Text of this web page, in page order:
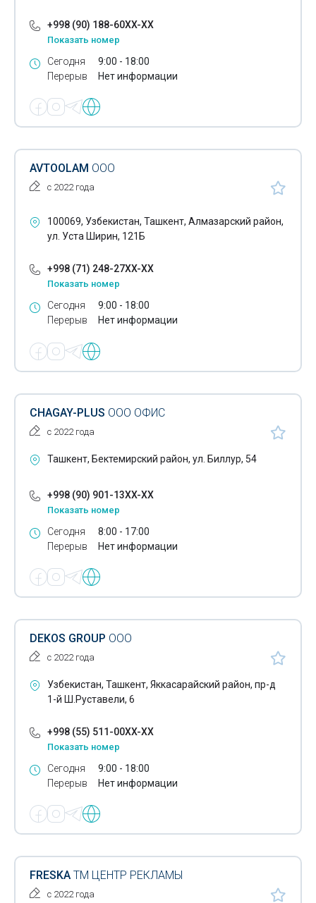
Почтовые конверты
Разработка рекламных компаний
Расходные материалы для полиграфии
Реклама в Wi-Fi сетях
Реклама в метро
Реклама в прессе
Реклама на радио
Реклама на транспорте
Реклама наружная
Рекламные агентства
Реклама- изготовление видеороликов
Рекламная продукция
Рекламные конструкции
Специальная полиграфия
Трафаретная печать
Ультрафиолетовая печать
Флексография
Шелкография
Широкоформатные принтеры
Этикетки самоклеющиеся
Этикетки тканые
Этикетки печатные
Тампопечать
POS материалы
Изготовление выставочных стендов
Изготовление объёмных букв
Каталоги
Нанесение логотипов
+998 (90) 188-60XX-XX
Показать номер
Сегодня
Перерыв
9:00 - 18:00
Нет информации
AVTOOLAM ООО
с 2022 года
100069, Узбекистан, Ташкент, Алмазарский район,
ул. Уста Ширин, 121Б
+998 (71) 248-27XX-XX
Показать номер
Сегодня
Перерыв
9:00 - 18:00
Нет информации
CHAGAY-PLUS ООО ОФИС
с 2022 года
Ташкент, Бектемирский район, ул. Биллур, 54
+998 (90) 901-13XX-XX
Показать номер
Сегодня
Перерыв
8:00 - 17:00
Нет информации
DEKOS GROUP ООО
с 2022 года
Узбекистан, Ташкент, Яккасарайский район, пр-д
1-й Ш.Руставели, 6
+998 (55) 511-00XX-XX
Показать номер
Сегодня
Перерыв
9:00 - 18:00
Нет информации
FRESKA ТМ ЦЕНТР РЕКЛАМЫ
с 2022 года